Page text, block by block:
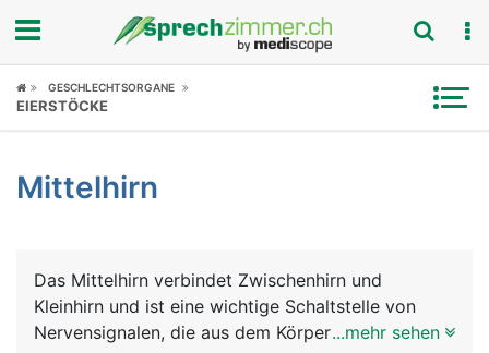
Fokus
Symptome
News
GESCHLECHTSORGANE
EIERSTÖCKE
Mittelhirn
Das Mittelhirn verbindet Zwischenhirn und
Kleinhirn und ist eine wichtige Schaltstelle von
Nervensignalen, die aus dem Körper zum Grosshirn
...mehr sehen